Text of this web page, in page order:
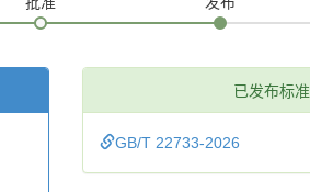
已发布标准
GB/T 22733-2026